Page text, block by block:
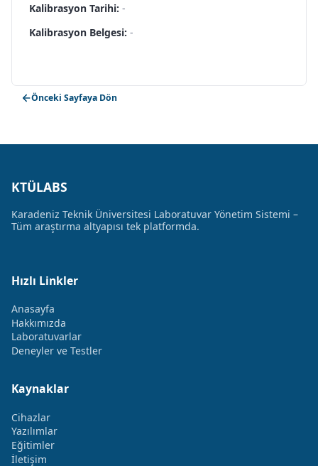
Kalibrasyon Tarihi: -
Kalibrasyon Belgesi: -
Önceki Sayfaya Dön
KTÜLABS
Karadeniz Teknik Üniversitesi Laboratuvar Yönetim Sistemi –
Tüm araştırma altyapısı tek platformda.
Hızlı Linkler
Anasayfa
Hakkımızda
Laboratuvarlar
Deneyler ve Testler
Kaynaklar
Cihazlar
Yazılımlar
Eğitimler
İletişim